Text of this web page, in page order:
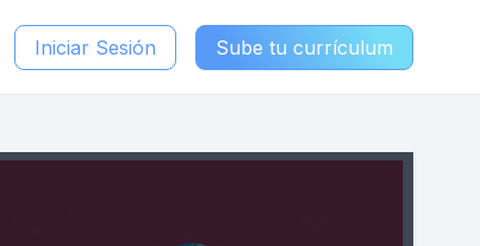
Iniciar Sesión Sube tu currículum